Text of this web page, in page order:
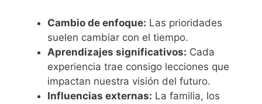
Cambio de enfoque: Las prioridades
suelen cambiar con el tiempo.
Aprendizajes significativos: Cada
experiencia trae consigo lecciones que
impactan nuestra visión del futuro.
Influencias externas: La familia, los